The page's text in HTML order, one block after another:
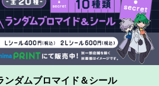
ンダムブロマイド＆シール